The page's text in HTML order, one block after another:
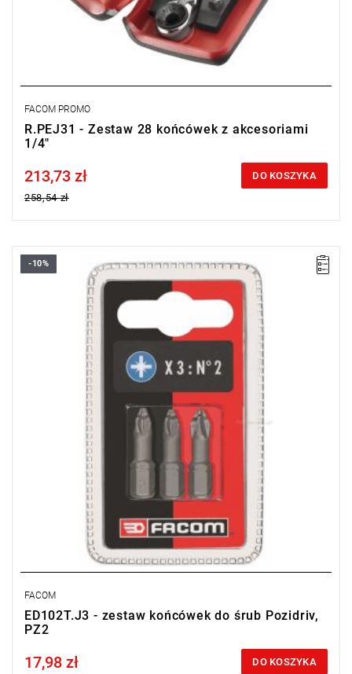
FACOM PROMO
R.PEJ31 - Zestaw 28 końcówek z akcesoriami
1/4"
Price tax included
213,73 zł
258,54 zł
DO KOSZYKA
Zakres zestawu: PZ2
Ilość elementów w zestawie: 3
-10%
FACOM
ED102T.J3 - zestaw końcówek do śrub Pozidriv,
PZ2
Price tax included
17,98 zł DO KOSZYKA